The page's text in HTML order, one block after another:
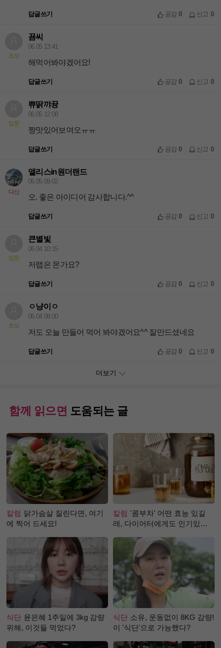
답글쓰기 공감0 신고 0
초보
꾬씨
06.05 13:41
해먹어봐야겠어요!
답글쓰기 공감0 신고 0
입문
쀼딹꺄뀽
06.05 12:08
짱맛있어보여오ㅠㅠ
답글쓰기 공감0 신고 0
다신
앨리스in원더랜드
06.05 09:02
오. 좋은 아이디어 감사합니다.^^
답글쓰기 공감0 신고 0
입문
큰별빛
06.04 10:15
저랩은 몬가요?
답글쓰기 공감0 신고 0
초보
ㅇ냥이ㅇ
06.04 08:00
저도 오늘 만들어 먹어 봐야겠어요^^ 잘만드셨네요
답글쓰기 공감0 신고 0
더보기
함께 읽으면 도움되는 글
칼럼 닭가슴살 질린다면, 여기
에 찍어 드세요!
칼럼 '콤부차' 어떤 효능 있길
래, 다이어터에게도 인기있는
식단 윤은혜 1주일에 3kg 감량
위해, 이것들 먹었다?
식단 소유, 운동없이 8KG 감량!
이 '식단'으로 가능했다?